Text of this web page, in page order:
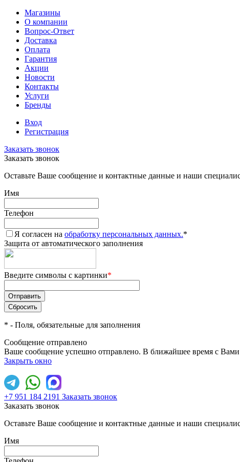
Магазины
О компании
Вопрос-Ответ
Доставка
Оплата
Гарантия
Акции
Новости
Контакты
Услуги
Бренды
Вход
Регистрация
Заказать звонок
Заказать звонок
Оставьте Ваше сообщение и контактные данные и наши
Имя
Телефон
Я согласен на обработку персональных данных.*
Защита от автоматического заполнения
Введите символы с картинки*
* - Поля, обязательные для заполнения
Сообщение отправлено
Ваше сообщение успешно отправлено. В ближайшее время с Вами
Закрыть окно
+7 951 184 2191 Заказать звонок
Заказать звонок
Оставьте Ваше сообщение и контактные данные и наши
Имя